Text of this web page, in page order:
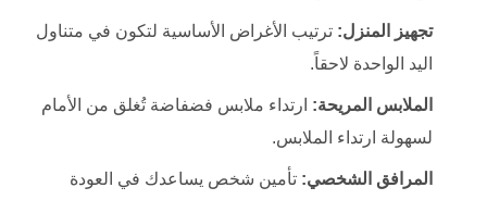
تجهيز المنزل: ترتيب الأغراض الأساسية لتكون في متناول
اليد الواحدة لاحقاً.
الملابس المريحة: ارتداء ملابس فضفاضة تُغلق من الأمام
لسهولة ارتداء الملابس.
المرافق الشخصي: تأمين شخص يساعدك في العودة